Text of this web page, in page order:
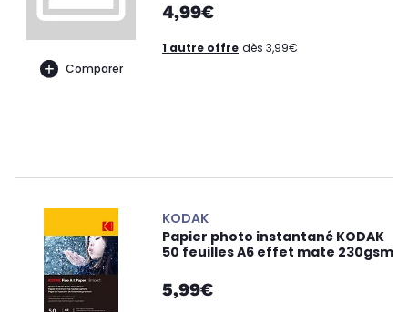
Comparer
4,99€
1 autre offre dès 3,99€
KODAK
Papier photo instantané KODAK
50 feuilles A6 effet mate 230gsm
5,99€